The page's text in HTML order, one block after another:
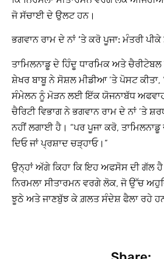
ਜੋ ਸੱਚਾਈ ਦੇ ਉਲਟ ਹਨ।
ਭਗਵਾਨ ਰਾਮ ਦੇ ਨਾਂ ‘ਤੇ ਕਰੋ ਪੂਜਾ: ਮੰਤਰੀ
ਤਾਮਿਲਨਾਡੂ ਦੇ ਹਿੰਦੂ ਧਾਰਮਿਕ ਅਤੇ
ਸ਼ੇਖਰ ਬਾਬੂ ਨੇ ਸੋਸ਼ਲ ਮੀਡੀਆ ‘ਤੇ ਪੋਸਟ
ਸੰਮੇਲਨ ਨੂੰ ਮੋੜਨ ਲਈ ਇੱਕ ਯੋਜਨਾਬੱਧ ਅਫਵਾਹ
ਚੈਰਿਟੀ ਵਿਭਾਗ ਨੇ ਭਗਵਾਨ ਰਾਮ ਦੇ ਨਾਂ ‘ਤੇ
ਨਹੀਂ ਲਗਾਈ ਹੈ। “ਪਰ ਪੂਜਾ ਕਰੋ,
ਦਿਓ ਜਾਂ ਪ੍ਰਸ਼ਾਦ ਚੜ੍ਹਾਓ।”
ਉਨ੍ਹਾਂ ਅੱਗੇ ਕਿਹਾ ਕਿ ਇਹ ਅਫਸੋਸ ਦੀ ਗੱਲ ਹੈ
ਨਿਰਮਲਾ ਸੀਤਾਰਮਨ ਵਰਗੇ ਲੋਕ, ਜੋ ਉੱਚ
ਝੂਠੇ ਅਤੇ ਜਾਣਬੁੱਝ ਕੇ ਗ਼ਲਤ ਸੰਦੇਸ਼ ਫੈਲਾ ਰਹੇ